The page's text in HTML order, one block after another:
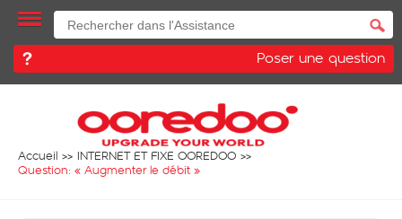
Poser une question
Accueil
INTERNET ET FIXE OOREDOO
Question: « Augmenter le débit »